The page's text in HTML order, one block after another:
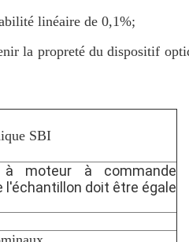
linéaire de 0,1%;
la propreté du dispositif
SBI
moteur à commande
l'échantillon doit être égale